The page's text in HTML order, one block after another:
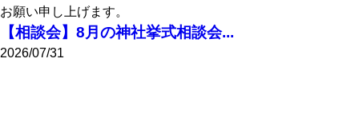
お願い申し上げます。
【相談会】8月の神社挙式相談会...
2026/07/31